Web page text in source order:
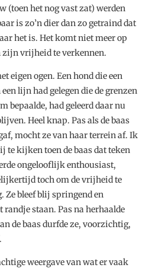
(toen het nog vast zat) werden
is zo’n dier dan zo getraind dat
het is. Het komt niet meer op
zijn vrijheid te verkennen.
eigen ogen. Een hond die een
lijn had gelegen die de grenzen
bepaalde, had geleerd daar nu
Heel knap. Pas als de baas
mocht ze van haar terrein af. Ik
te kijken toen de baas dat teken
ongelooflijk enthousiast,
toch om de vrijheid te
Ze bleef blij springend en
randje staan. Pas na herhaalde
de baas durfde ze, voorzichtig,
weergave van wat er vaak